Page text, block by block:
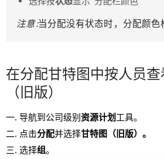
注意:当分配没有状态时，分配颜色
在分配甘特图中按人员
（旧版）
导航到公司级别 资源计划 工具。
点击分配并选择甘特图（旧版）。
选择组。